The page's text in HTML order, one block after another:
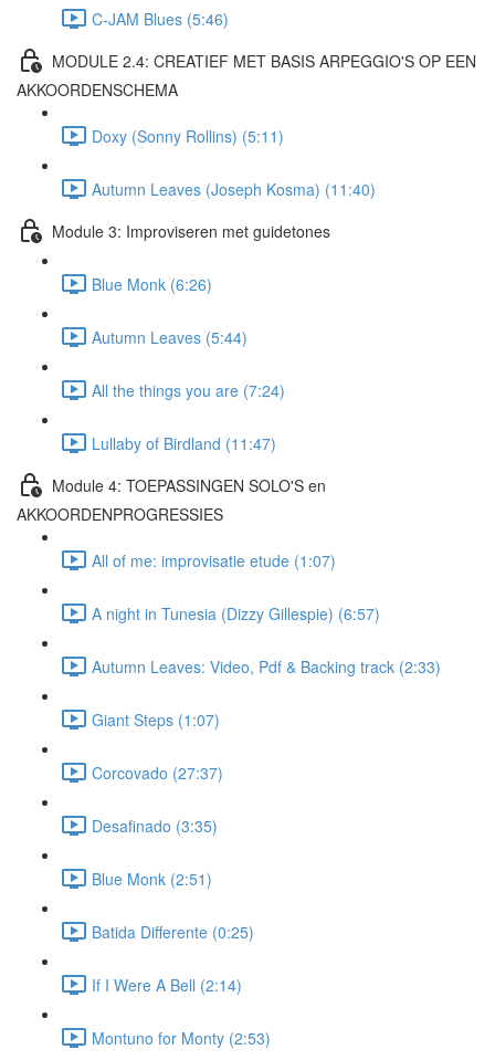
C-JAM Blues (5:46)
MODULE 2.4: CREATIEF MET BASIS ARPEGGIO'S OP EEN
AKKOORDENSCHEMA
Doxy (Sonny Rollins) (5:11)
Autumn Leaves (Joseph Kosma) (11:40)
Module 3: Improviseren met guidetones
Blue Monk (6:26)
Autumn Leaves (5:44)
All the things you are (7:24)
Lullaby of Birdland (11:47)
Module 4: TOEPASSINGEN SOLO'S en
AKKOORDENPROGRESSIES
All of me: improvisatie etude (1:07)
A night in Tunesia (Dizzy Gillespie) (6:57)
Autumn Leaves: Video, Pdf & Backing track (2:33)
Giant Steps (1:07)
Corcovado (27:37)
Desafinado (3:35)
Blue Monk (2:51)
Batida Differente (0:25)
If I Were A Bell (2:14)
Montuno for Monty (2:53)